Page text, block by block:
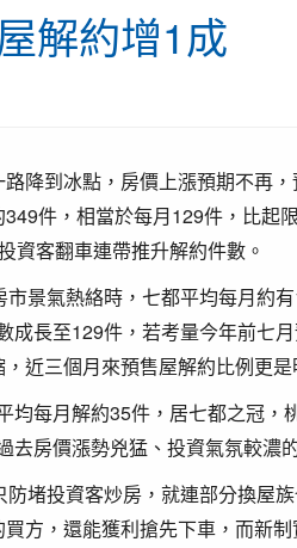
解約增1成
降到冰點，房價上漲預期不再
件，相當於每月129件，比起
資客翻車連帶推升解約件數。
景氣熱絡時，七都平均每月約
成長至129件，若考量今年前七
近三個月來預售屋解約比例更是
均每月解約35件，居七都之冠
去房價漲勢兇猛、投資氣氛較濃
堵投資客炒房，就連部分換屋
方，還能獲利搶先下車，而新